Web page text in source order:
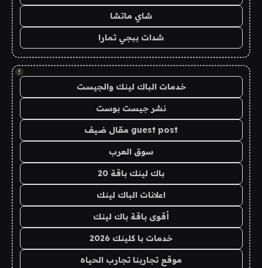
شاي ماتشا
شدات ببجي تمارا
!
خدمات الباك لينك والجيست
نشر جيست بوست
guest post مقال ضيف
سوق العرب
باك لينك باقة 20
اعلانات الباك لينك
أقوى باقة باك لينك
خدمات با كلينك 2026
موقع تجاربنا تجارب الحياه